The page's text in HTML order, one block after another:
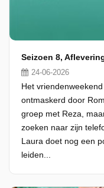
Seizoen 8,
24-06-2026
Het
ontmaskerd door
groep met Reza,
zoeken naar zijn
Laura doet nog een
leiden...